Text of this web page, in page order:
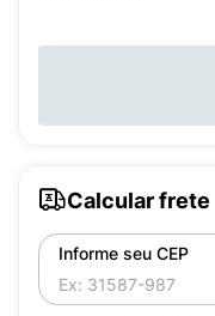
Calcular frete
Informe seu CEP